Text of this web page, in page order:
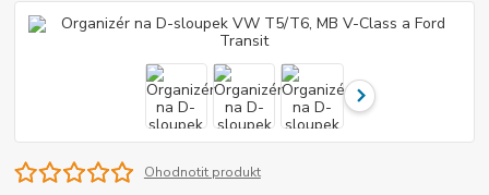
Ohodnotit produkt